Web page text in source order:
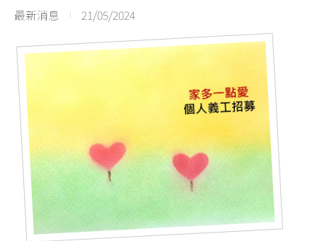
最新消息 21/05/2024